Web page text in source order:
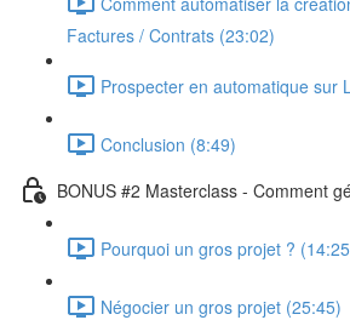
Factures / Contrats (23:02)
Prospecter en automatique sur
Conclusion (8:49)
BONUS #2 Masterclass - Comment
Pourquoi un gros projet ?
Négocier un gros projet (25:45)